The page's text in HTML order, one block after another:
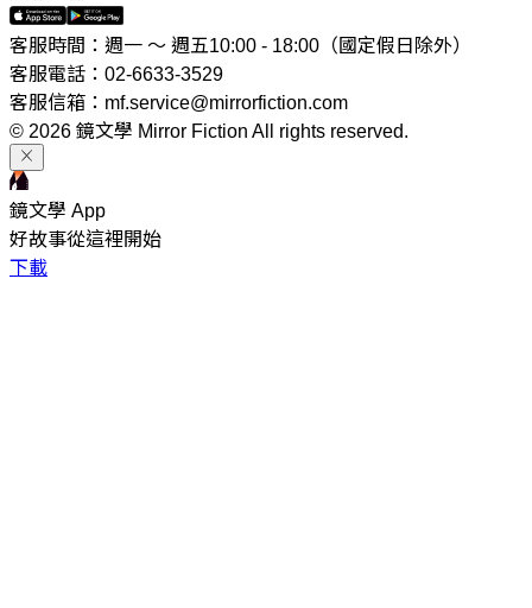
客服時間：週一 ～ 週五10:00 - 18:00（國定假日除外）
客服電話：02-6633-3529
客服信箱：mf.service@mirrorfiction.com
© 2026 鏡文學 Mirror Fiction All rights reserved.
鏡文學 App
好故事從這裡開始
下載